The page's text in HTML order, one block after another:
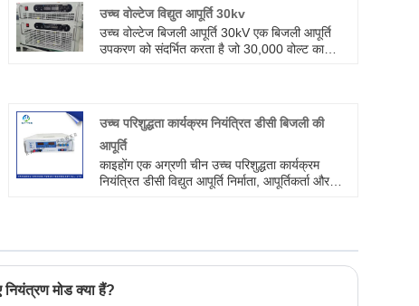
उच्च वोल्टेज विद्युत आपूर्ति 30kv
उच्च वोल्टेज बिजली आपूर्ति 30kV एक बिजली आपूर्ति
उपकरण को संदर्भित करता है जो 30,000 वोल्ट का
उपकरण और अन्य क्षेत्रों के लिए उपयोग की जाती है। यह
संबंधित उपकरण या प्रयोगों की जरूरतों को पूरा करने के
लिए उच्च विद्युत क्षेत्र और उच्च वोल्टेज वातावरण का
उत्पादन कर सकता है।
उच्च परिशुद्धता कार्यक्रम नियंत्रित डीसी बिजली की
आपूर्ति
काइहोंग एक अग्रणी चीन उच्च परिशुद्धता कार्यक्रम
नियंत्रित डीसी विद्युत आपूर्ति निर्माता, आपूर्तिकर्ता और
नियंत्रण मोड क्या हैं?